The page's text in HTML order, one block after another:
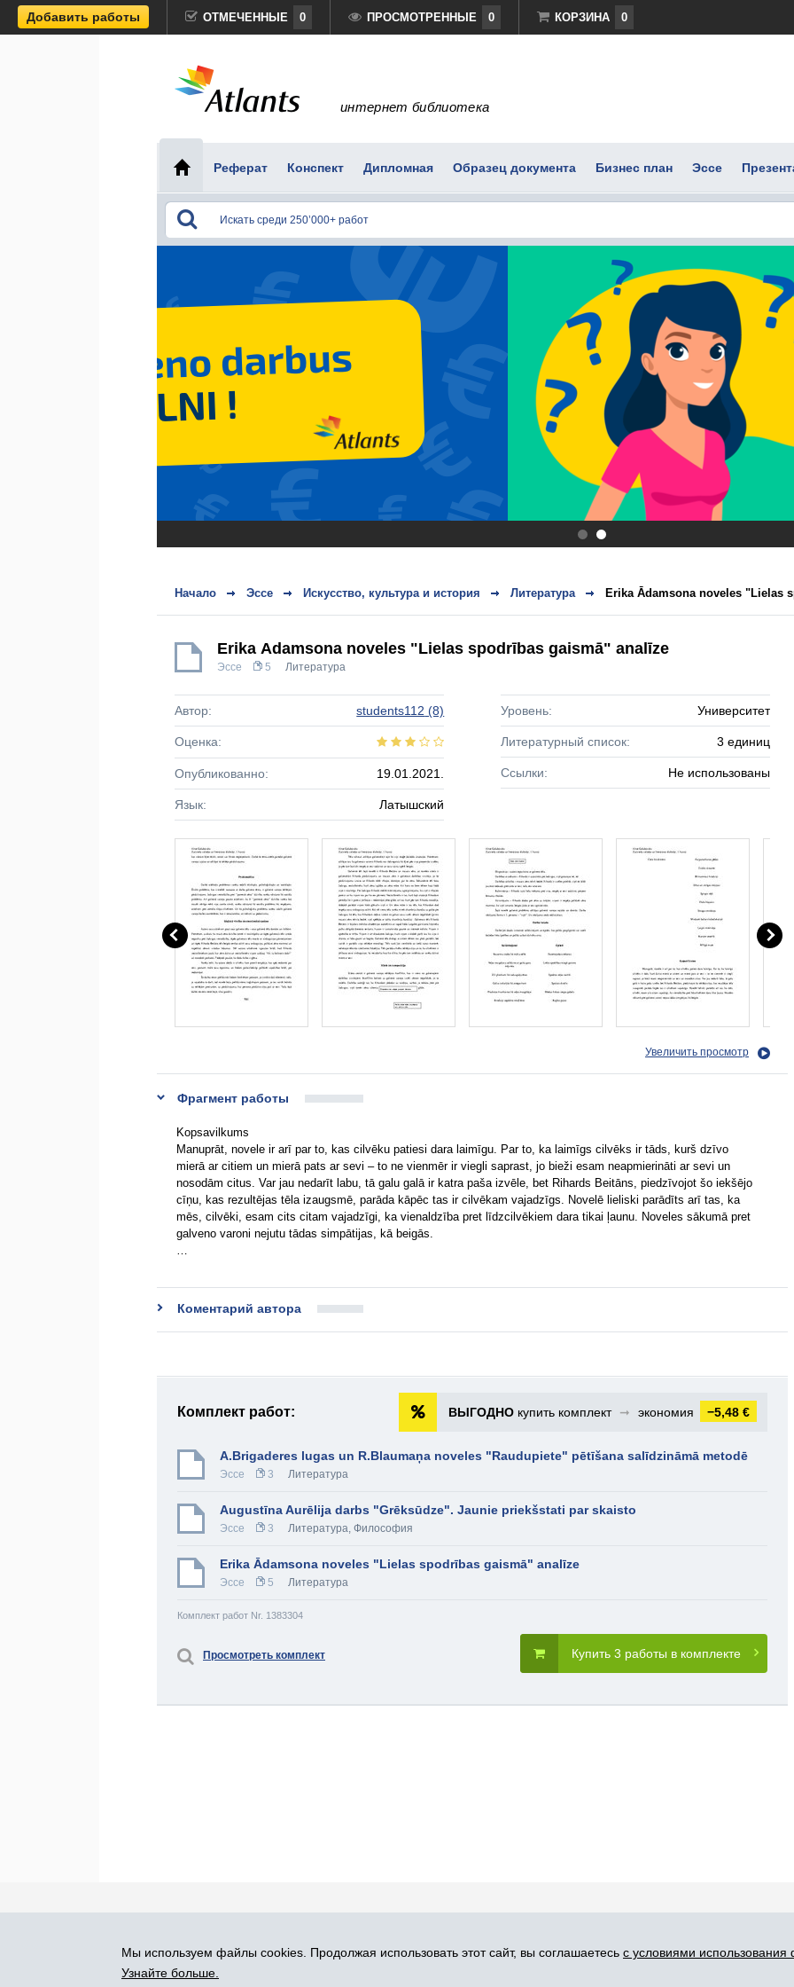
Добавить работы ОТМЕЧЕННЫЕ 0 ПРОСМОТРЕННЫЕ 0 КОРЗИНА 0
интернет библиотека
Реферат Конспект Дипломная Образец документа Бизнес план Эссе
.
Начало Эссе Искусство, культура и история Литература Erika Ādamsona noveles "Lielas
Erika Ādamsona noveles "Lielas spodrības gaismā" analīze
Эссе 5 Литература
Автор: students112 (8)
Оценка:
Опубликованно: 19.01.2021.
Язык: Латышский
Уровень: Университет
Литературный список: 3 единиц
Ссылки: Не использованы
Увеличить просмотр
Фрагмент работы
Kopsavilkums
Manuprāt, novele ir arī par to, kas cilvēku patiesi dara laimīgu. Par to, ka laimīgs cilvēks ir tāds, kurš dzīvo
mierā ar citiem un mierā pats ar sevi – to ne vienmēr ir viegli saprast, jo bieži esam neapmierināti ar sevi un
nosodām citus. Var jau nedarīt labu, tā galu galā ir katra paša izvēle, bet Rihards Beitāns, piedzīvojot šo iekšējo
cīņu, kas rezultējas tēla izaugsmē, parāda kāpēc tas ir cilvēkam vajadzīgs. Novelē lieliski parādīts arī tas, ka
mēs, cilvēki, esam cits citam vajadzīgi, ka vienaldzība pret līdzcilvēkiem dara tikai ļaunu. Noveles sākumā pret
galveno varoni nejutu tādas simpātijas, kā beigās.
…
Коментарий автора
Комплект работ: ВЫГОДНО купить комплект ➞ экономия −5,48 €
A.Brigaderes lugas un R.Blaumaņa noveles "Raudupiete" pētīšana salīdzināmā metodē
Эссе 3 Литература
Augustīna Aurēlija darbs "Grēksūdze". Jaunie priekšstati par skaisto
Эссе 3 Литература, Философия
Erika Ādamsona noveles "Lielas spodrības gaismā" analīze
Эссе 5 Литература
Комплект работ Nr. 1383304
Купить 3 работы в комплекте
Просмотреть комплект
SIA „CDI” © 2002 - 2026
Мы используем файлы cookies. Продолжая использовать этот сайт, вы соглашаетесь с условиями использования
Узнайте больше.